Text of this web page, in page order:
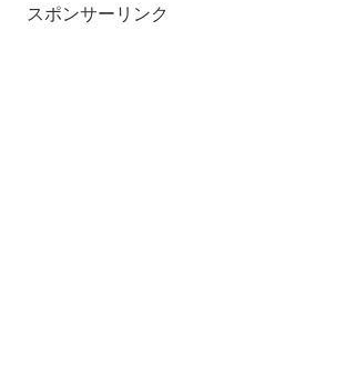
スポンサーリンク